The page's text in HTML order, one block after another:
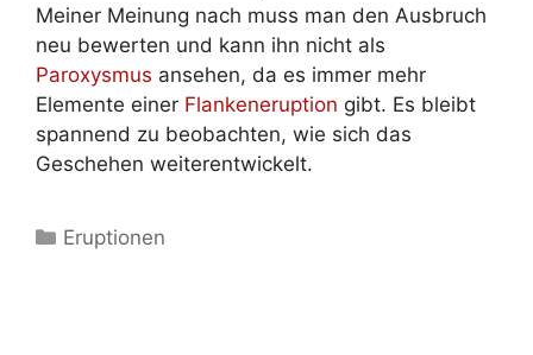
Meiner Meinung nach muss man den Ausbruch
neu bewerten und kann ihn nicht als
Paroxysmus ansehen, da es immer mehr
Elemente einer Flankeneruption gibt. Es bleibt
spannend zu beobachten, wie sich das
Geschehen weiterentwickelt.
Kategorien
Eruptionen